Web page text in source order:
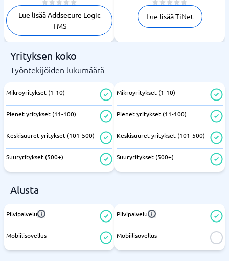
Lue lisää Addsecure Logic
TMS
Lue lisää TiNet
Yrityksen koko
Työntekijöiden lukumäärä
Mikroyritykset (1-10)
Pienet yritykset (11-100)
Keskisuuret yritykset (101-500)
Suuryritykset (500+)
Mikroyritykset (1-10)
Pienet yritykset (11-100)
Keskisuuret yritykset (101-500)
Suuryritykset (500+)
Alusta
Pilvipalvelu
Mobiilisovellus
Pilvipalvelu
Mobiilisovellus